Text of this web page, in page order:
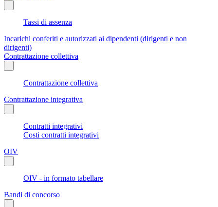
Tassi di assenza
Incarichi conferiti e autorizzati ai dipendenti (dirigenti e non
dirigenti)
Contrattazione collettiva
Contrattazione collettiva
Contrattazione integrativa
Contratti integrativi
Costi contratti integrativi
OIV
OIV - in formato tabellare
Bandi di concorso